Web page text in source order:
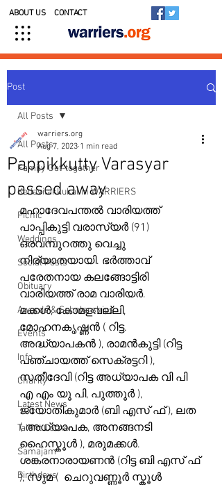
ABOUT US CONTACT
Post
All Posts
Family Get-together
Kedavilakkukal in WARRIERS
Picnic
Weddings
Social Posts
Obituary
Awards & Scholarships
Events
Info
Charity
Latest News
Talent Corner
Samajam
Birthdays
All Posts
Pappikkutty Varasyar
passed away
warriers.org
Aug 7, 2023 1 min read
മഹാദേവപന്തൽ വാരിയത്ത്
പാപ്പികുട്ടി വരാസ്യർ (91)
ഒരവമ്പുറത്തു വെച്ചു
നിര്യാതയായി. ഭർത്താവ്
പരേതനായ കലങ്ങോട്ടിരി
വാരിയത്ത് രാമ വാരിയർ.
മക്കൾ, കോമളവല്ലി,
മോഹനകൃഷ്ണൻ ( റിട്ട.
അദ്ധ്യാപകൻ ), രാമൻകുട്ടി (റിട്ട
പഞ്ചായത്ത്‌ സെക്രട്ടറി ),
സതീദേവി (റിട്ട അധ്യാപക വി പി
എ എം യൂ പി, പുത്തൂർ ),
ജ്യോതികുമാർ (ബി എസ് ഫ് ), ലത
( അധ്യാപക, അനങ്ങനടി
ഹൈസ്കൂൾ ), മരുമക്കൾ.
ശങ്കരനാരായണൻ (റിട്ട ബി എസ് ഫ്
), സുമ (  ചെറുവണ്ണൂർ സ്കൂൾ